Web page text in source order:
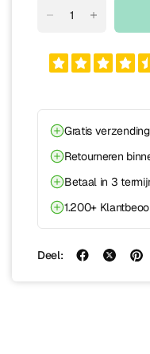
Gratis
Retourneren
Betaal in 3
1.200+
Deel: